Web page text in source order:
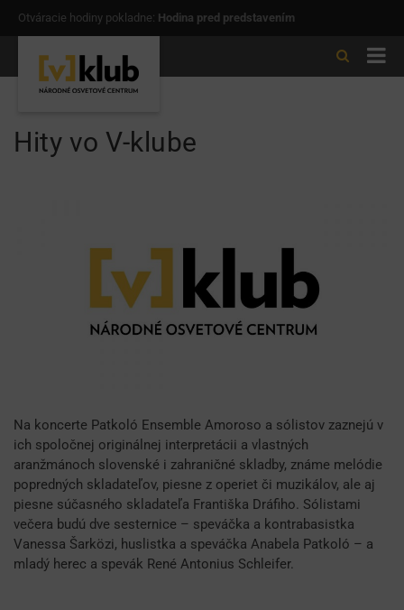
Otváracie hodiny pokladne: Hodina pred predstavením
Hity vo V-klube
Na koncerte Patkoló Ensemble Amoroso a sólistov zaznejú v
ich spoločnej originálnej interpretácii a vlastných
aranžmánoch slovenské i zahraničné skladby, známe melódie
popredných skladateľov, piesne z operiet či muzikálov, ale aj
piesne súčasného skladateľa Františka Dráfiho. Sólistami
večera budú dve sesternice – speváčka a kontrabasistka
Vanessa Šarközi, huslistka a speváčka Anabela Patkoló – a
mladý herec a spevák René Antonius Schleifer.